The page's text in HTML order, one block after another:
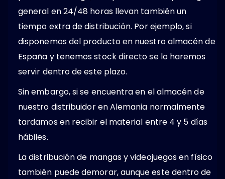
general en 24/48 horas llevan también un
tiempo extra de distribución. Por ejemplo, si
disponemos del producto en nuestro almacén de
España y tenemos stock directo se lo haremos
servir dentro de este plazo.
Sin embargo, si se encuentra en el almacén de
nuestro distribuidor en Alemania normalmente
tardamos en recibir el material entre 4 y 5 días
hábiles.
La distribución de mangas y videojuegos en físico
también puede demorar, aunque este dentro de